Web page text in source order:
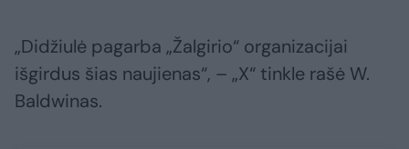
„Didžiulė pagarba „Žalgirio“ organizacijai
išgirdus šias naujienas“, – „X“ tinkle rašė W.
Baldwinas.